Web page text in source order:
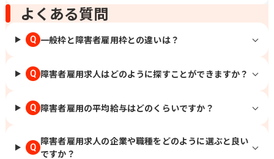
よくある質問
Q 一般枠と障害者雇用枠との違いは？
Q 障害者雇用求人はどのように探すことができますか？
Q 障害者雇用の平均給与はどのくらいですか？
Q
障害者雇用求人の企業や職種をどのように選ぶと良い
ですか？